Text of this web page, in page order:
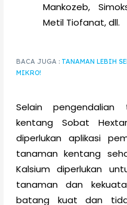
Mankozeb,
Metil Tiofanat, dll.
BACA JUGA : TANAMAN LEBIH
MIKRO!
Selain
kentang Sobat
diperlukan aplikasi
tanaman kentang
Kalsium diperlukan
tanaman dan
batang kuat dan